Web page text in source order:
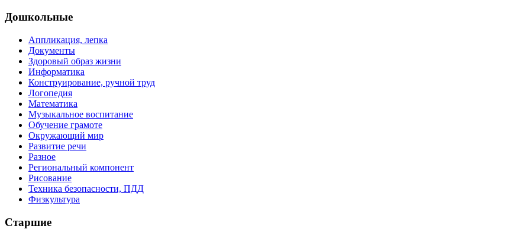
Дошкольные
Аппликация, лепка
Документы
Здоровый образ жизни
Информатика
Конструирование, ручной труд
Логопедия
Математика
Музыкальное воспитание
Обучение грамоте
Окружающий мир
Развитие речи
Разное
Региональный компонент
Рисование
Техника безопасности, ПДД
Физкультура
Старшие